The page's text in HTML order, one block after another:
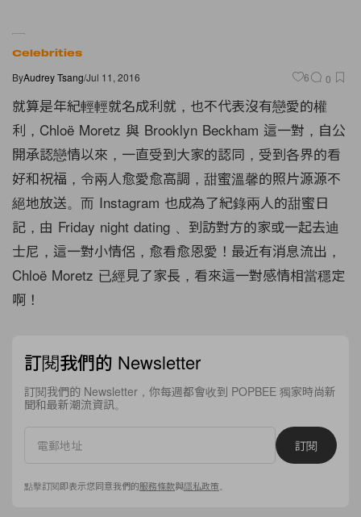
Celebrities
ByAudrey Tsang/Jul 11, 2016 6 0
就算是年紀輕輕就名成利就，也不代表沒有戀愛的權
利，Chloë Moretz 與 Brooklyn Beckham 這一對，自公
開承認戀情以來，一直受到大家的認同，受到各界的看
好和祝福，令兩人愈愛愈高調，甜蜜溫馨的照片源源不
絕地放送。而 Instagram 也成為了紀錄兩人的甜蜜日
記，由 Friday night dating 、到訪對方的家或一起去迪
士尼，這一對小情侶，愈看愈恩愛！最近有消息流出，
Chloë Moretz 已經見了家長，看來這一對感情相當穩定
啊！
訂閱我們的 Newsletter
訂閱我們的 Newsletter，你每週都會收到 POPBEE 獨家時尚新
聞和最新潮流資訊。
訂閱
點擊訂閱即表示您同意我們的服務條款與隱私政策